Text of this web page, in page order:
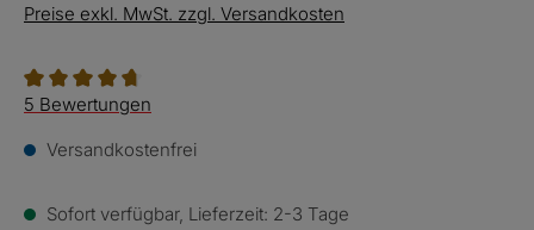
Preise exkl. MwSt. zzgl. Versandkosten
Durchschnittliche Bewertung von 4.8 von 5 Sternen
5 Bewertungen
Versandkostenfrei
Sofort verfügbar, Lieferzeit: 2-3 Tage